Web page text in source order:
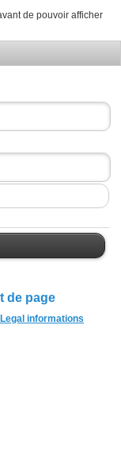
de pouvoir afficher
de page
Legal informations